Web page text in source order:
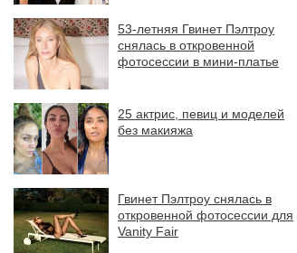
53-летняя Гвинет Пэлтроу
снялась в откровенной
фотосессии в мини-платье
25 актрис, певиц и моделей
без макияжа
Гвинет Пэлтроу снялась в
откровенной фотосессии для
Vanity Fair